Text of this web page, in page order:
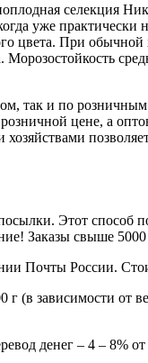
селекция
уже
цвета. При
так и по
цене, а
Этот способ
Заказы свыше 5000
Почты России.
г (в зависимости от
денег – 4 –